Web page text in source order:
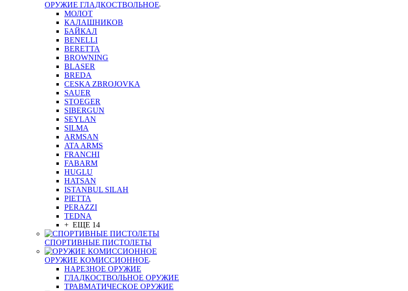
ОРУЖИЕ ГЛАДКОСТВОЛЬНОЕ
МОЛОТ
КАЛАШНИКОВ
БАЙКАЛ
BENELLI
BERETTA
BROWNING
BLASER
BREDA
CESKA ZBROJOVKA
SAUER
STOEGER
SIBERGUN
SEYLAN
SILMA
ARMSAN
ATA ARMS
FRANCHI
FABARM
HUGLU
HATSAN
ISTANBUL SILAH
PIETTA
PERAZZI
TEDNA
+ ЕЩЕ 14
СПОРТИВНЫЕ ПИСТОЛЕТЫ
ОРУЖИЕ КОМИССИОННОЕ
НАРЕЗНОЕ ОРУЖИЕ
ГЛАДКОСТВОЛЬНОЕ ОРУЖИЕ
ТРАВМАТИЧЕСКОЕ ОРУЖИЕ